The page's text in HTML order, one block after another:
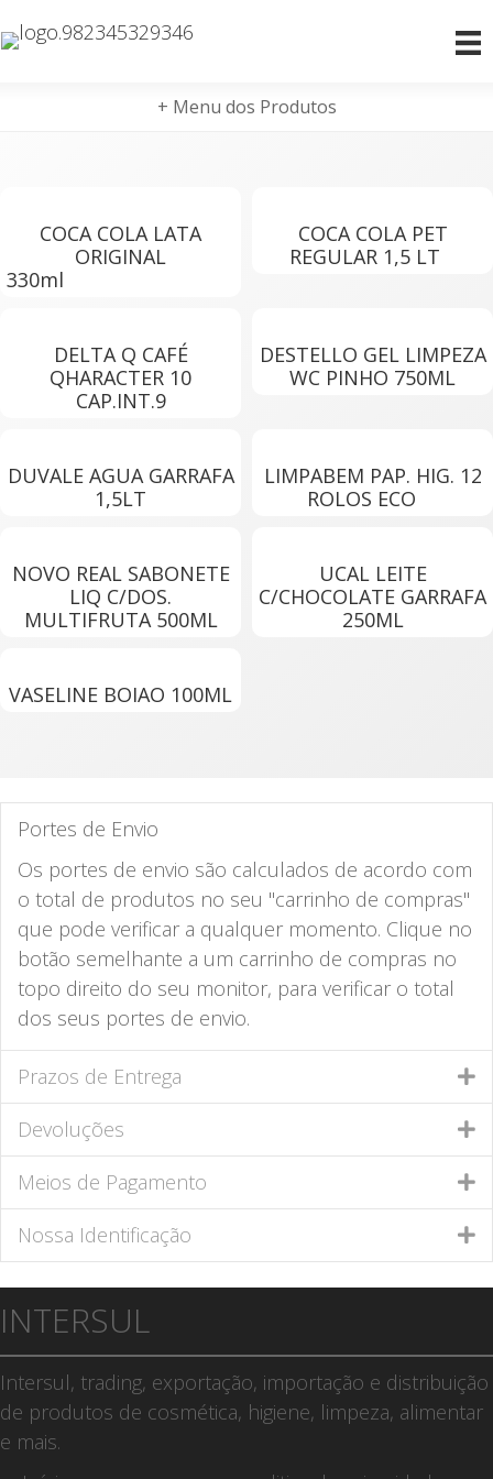
+ Menu dos Produtos
COCA COLA LATA
ORIGINAL
330ml
COCA COLA PET
REGULAR 1,5 LT
DELTA Q CAFÉ
QHARACTER 10
CAP.INT.9
DESTELLO GEL LIMPEZA
WC PINHO 750ML
DUVALE AGUA GARRAFA
1,5LT
LIMPABEM PAP. HIG. 12
ROLOS ECO
NOVO REAL SABONETE
LIQ C/DOS.
MULTIFRUTA 500ML
UCAL LEITE
C/CHOCOLATE GARRAFA
250ML
VASELINE BOIAO 100ML
Portes de Envio
Os portes de envio são calculados de acordo com
o total de produtos no seu "carrinho de compras"
que pode verificar a qualquer momento. Clique no
botão semelhante a um carrinho de compras no
topo direito do seu monitor, para verificar o total
dos seus portes de envio.
Prazos de Entrega
Devoluções
Meios de Pagamento
Nossa Identificação
INTERSUL
Intersul, trading, exportação, importação e distribuição
de produtos de cosmética, higiene, limpeza, alimentar
e mais.